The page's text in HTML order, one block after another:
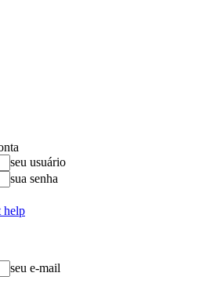
seu usuário
sua senha
help
seu e-mail